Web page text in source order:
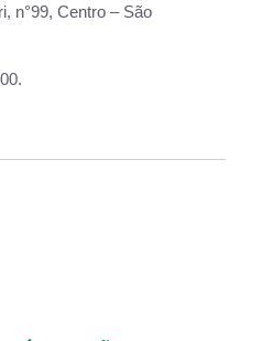
n°99, Centro – São